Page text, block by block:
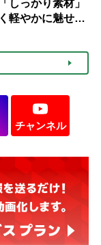
しっかり素材」
軽やかに魅せる
し法則
チャンネル